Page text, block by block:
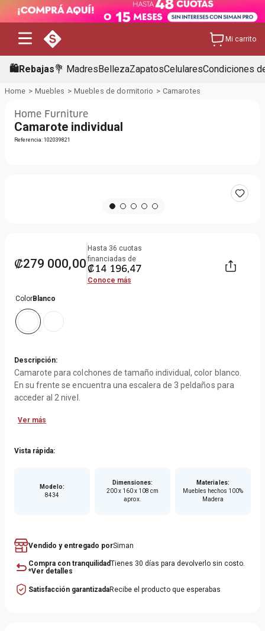
Mi carrito
🛍️Rebajas💐 MadresBellezaZapatosCelularesCondiciones
Muebles Muebles de dormitorio Camarotes
Home Furniture
Camarote individual
Referencia:102039821
₡279 000,00
Hasta 36 cuotas
financiadas de
₡14 196,47
Conoce más
ColorBlanco
Descripción:
Camarote para colchones de tamaño individual, color blanco.
En su frente se encuentra una escalera de 3 peldaños para
acceder al 2 nivel.
Ver más
Vista rápida:
Modelo:
8434
Dimensiones:
200 x 160 x 108 cm
aprox.
Materiales:
Muebles hechos 100%
Madera
Vendido y entregado porSiman
Compra con tranquilidadTienes 30 días para devolverlo sin costo.
*Ver detalles
Satisfacción garantizadaRecibe el producto que esperabas